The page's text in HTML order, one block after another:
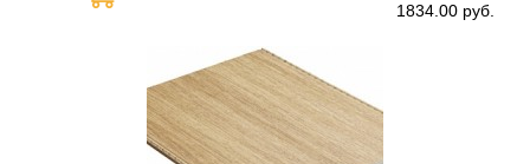
1834.00 руб.